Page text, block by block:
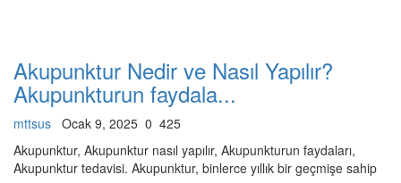
Akupunktur Nedir ve Nasıl Yapılır?
Akupunkturun faydala...
mttsus Ocak 9, 2025 0 425
Akupunktur, Akupunktur nasıl yapılır, Akupunkturun faydaları,
Akupunktur tedavisi. Akupunktur, binlerce yıllık bir geçmişe sahip